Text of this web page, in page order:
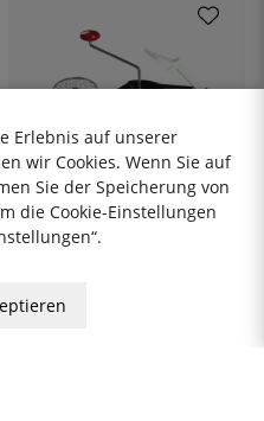
WESTMARK
Rivare / Mondlandefähre
82 €
Erlebnis auf unserer
wir Cookies. Wenn Sie auf
Sie der Speicherung von
die Cookie-Einstellungen